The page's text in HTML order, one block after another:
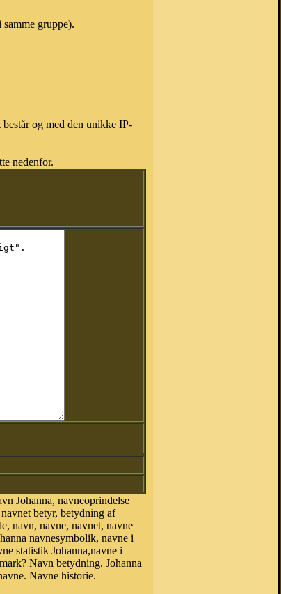
gruppe).
og med den unikke IP-
nedenfor.
Johanna, navneoprindelse
betyr, betydning af
navn, navne, navnet, navne
navnesymbolik, navne i
statistik Johanna,navne i
Navn betydning. Johanna
Navne historie.